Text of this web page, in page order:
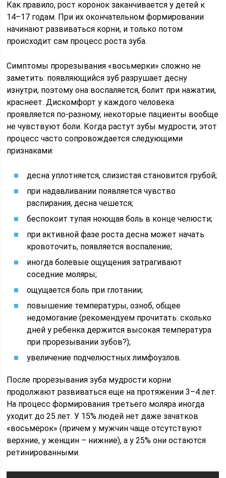
Как правило, рост коронок заканчивается у детей к
14–17 годам. При их окончательном формировании
начинают развиваться корни, и только потом
происходит сам процесс роста зуба.
Симптомы прорезывания «восьмерки» сложно не
заметить: появляющийся зуб разрушает десну
изнутри, поэтому она воспаляется, болит при нажатии,
краснеет. Дискомфорт у каждого человека
проявляется по-разному, некоторые пациенты вообще
не чувствуют боли. Когда растут зубы мудрости, этот
процесс часто сопровождается следующими
признаками:
десна уплотняется, слизистая становится грубой;
при надавливании появляется чувство
распирания, десна чешется;
беспокоит тупая ноющая боль в конце челюсти;
при активной фазе роста десна может начать
кровоточить, появляется воспаление;
иногда болевые ощущения затрагивают
соседние моляры;
ощущается боль при глотании;
повышение температуры, озноб, общее
недомогание (рекомендуем прочитать: сколько
дней у ребенка держится высокая температура
при прорезывании зубов?);
увеличение подчелюстных лимфоузлов.
После прорезывания зуба мудрости корни
продолжают развиваться еще на протяжении 3–4 лет.
На процесс формирования третьего моляра иногда
уходит до 25 лет. У 15% людей нет даже зачатков
«восьмерок» (причем у мужчин чаще отсутствуют
верхние, у женщин – нижние), а у 25% они остаются
ретинированными.